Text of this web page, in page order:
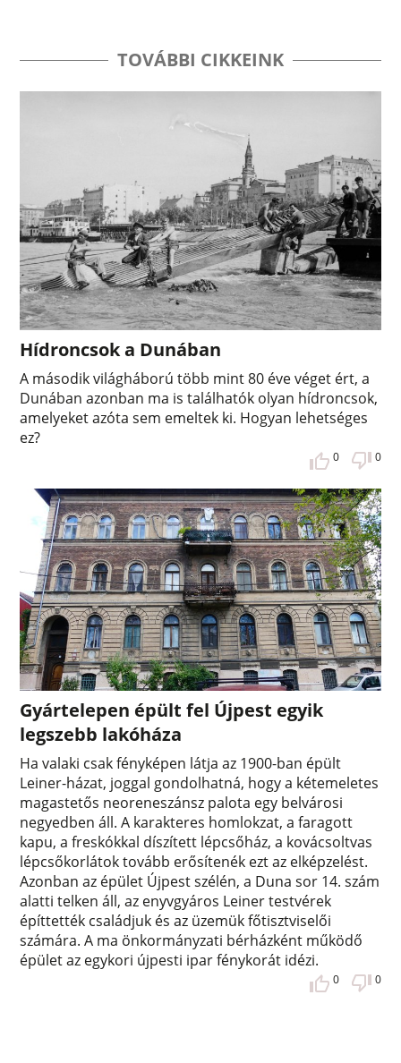
TOVÁBBI CIKKEINK
Hídroncsok a Dunában
A második világháború több mint 80 éve véget ért, a
Dunában azonban ma is találhatók olyan hídroncsok,
amelyeket azóta sem emeltek ki. Hogyan lehetséges
ez?
0 0
Gyártelepen épült fel Újpest egyik
legszebb lakóháza
Ha valaki csak fényképen látja az 1900-ban épült
Leiner-házat, joggal gondolhatná, hogy a kétemeletes
magastetős neoreneszánsz palota egy belvárosi
negyedben áll. A karakteres homlokzat, a faragott
kapu, a freskókkal díszített lépcsőház, a kovácsoltvas
lépcsőkorlátok tovább erősítenék ezt az elképzelést.
Azonban az épület Újpest szélén, a Duna sor 14. szám
alatti telken áll, az enyvgyáros Leiner testvérek
építtették családjuk és az üzemük főtisztviselői
számára. A ma önkormányzati bérházként működő
épület az egykori újpesti ipar fénykorát idézi.
0 0